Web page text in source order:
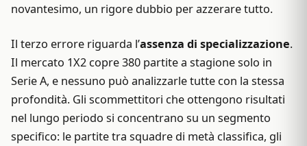
novantesimo, un rigore dubbio per azzerare tutto.
Il terzo errore riguarda l’assenza di specializzazione.
Il mercato 1X2 copre 380 partite a stagione solo in
Serie A, e nessuno può analizzarle tutte con la stessa
profondità. Gli scommettitori che ottengono risultati
nel lungo periodo si concentrano su un segmento
specifico: le partite tra squadre di metà classifica, gli